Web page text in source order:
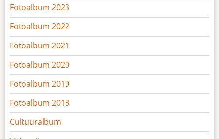
Fotoalbum 2023
Fotoalbum 2022
Fotoalbum 2021
Fotoalbum 2020
Fotoalbum 2019
Fotoalbum 2018
Cultuuralbum